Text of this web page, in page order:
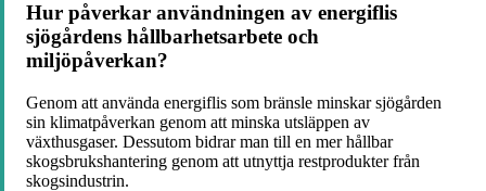
Hur påverkar användningen av energiflis
sjögårdens hållbarhetsarbete och
miljöpåverkan?
Genom att använda energiflis som bränsle minskar sjögården
sin klimatpåverkan genom att minska utsläppen av
växthusgaser. Dessutom bidrar man till en mer hållbar
skogsbrukshantering genom att utnyttja restprodukter från
skogsindustrin.